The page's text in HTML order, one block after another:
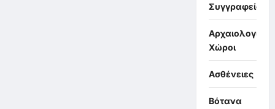
Συγγραφείς
Αρχαιολογικοί
Χώροι
Ασθένειες
Βότανα